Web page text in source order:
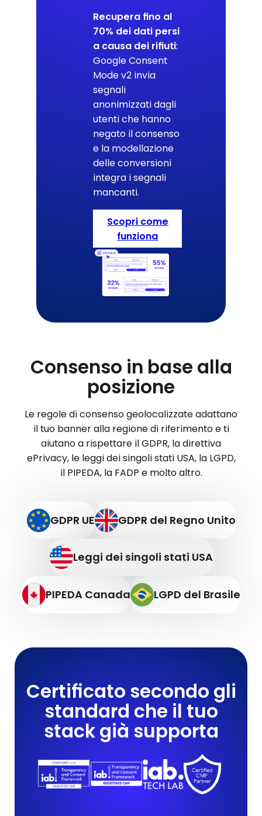
Recupera fino al
70% dei dati persi
a causa dei rifiuti:
Google Consent
Mode v2 invia
segnali
anonimizzati dagli
utenti che hanno
negato il consenso
e la modellazione
delle conversioni
integra i segnali
mancanti.
Scopri come
funziona
Consenso in base alla
posizione
Le regole di consenso geolocalizzate adattano
il tuo banner alla regione di riferimento e ti
aiutano a rispettare il GDPR, la direttiva
ePrivacy, le leggi dei singoli stati USA, la LGPD,
il PIPEDA, la FADP e molto altro.
GDPR UE GDPR del Regno Unito
Leggi dei singoli stati USA
PIPEDA Canada LGPD del Brasile
Certificato secondo gli
standard che il tuo
stack già supporta